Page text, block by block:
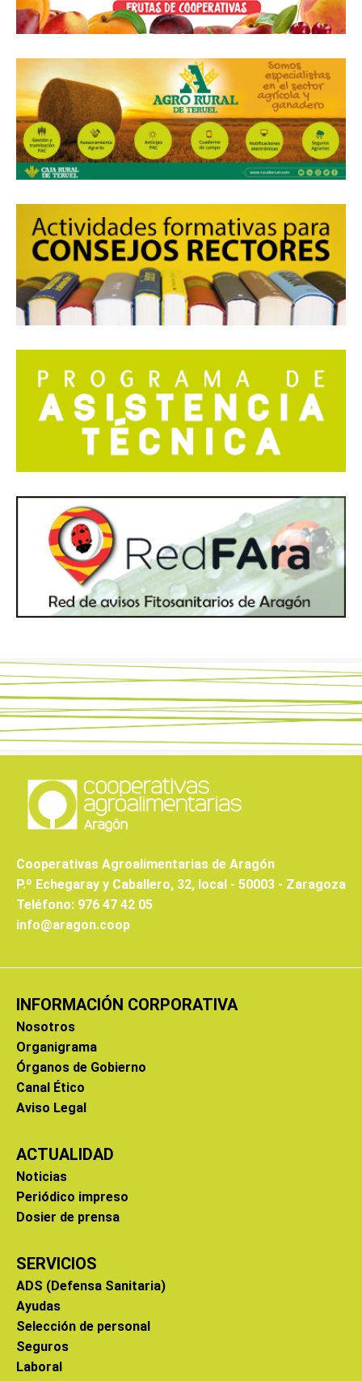
Cooperativas Agroalimentarias de Aragón
P.º Echegaray y Caballero, 32, local - 50003 - Zaragoza
Teléfono: 976 47 42 05
info@aragon.coop
INFORMACIÓN CORPORATIVA
Nosotros
Organigrama
Órganos de Gobierno
Canal Ético
Aviso Legal
ACTUALIDAD
Noticias
Periódico impreso
Dosier de prensa
SERVICIOS
ADS (Defensa Sanitaria)
Ayudas
Selección de personal
Seguros
Laboral